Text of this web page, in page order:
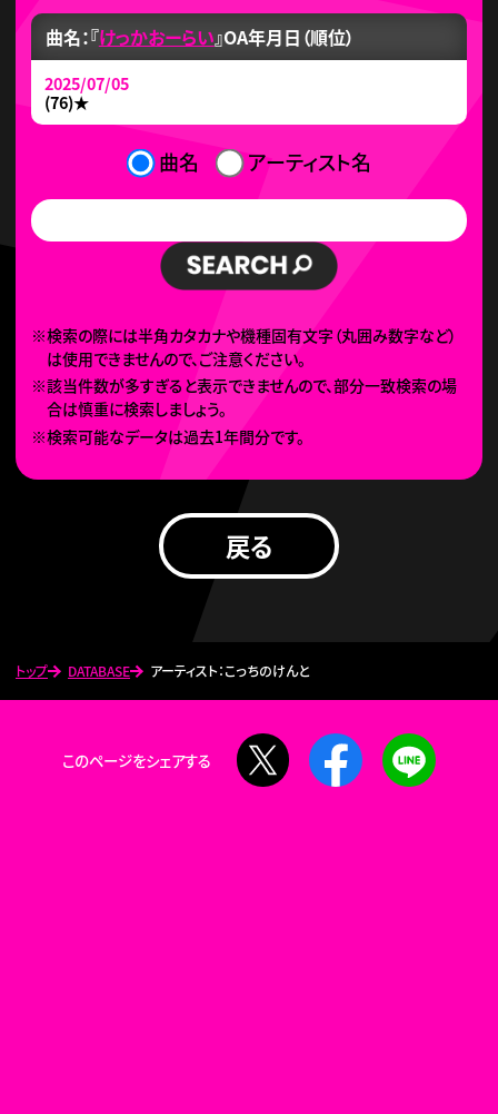
トップ DATABASE アーティスト：こっちのけんと
曲名：『けっかおーらい』OA年月日（順位）
2025/07/05
(76)★
曲名 アーティスト名
※検索の際には半角カタカナや機種固有文字（丸囲み数字など）
は使用できませんので、ご注意ください。
※該当件数が多すぎると表示できませんので、部分一致検索の場
合は慎重に検索しましょう。
※検索可能なデータは過去1年間分です。
戻る
このページをシェアする
Facebook